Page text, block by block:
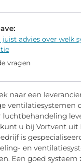
advies over welk
vragen
naar een
ventilatiesystemen
luchtbehandeling
u bij Vortvent uit
is
en
Een goed systeem